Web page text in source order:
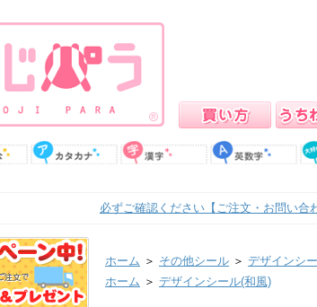
必ずご確認ください【ご注文・お問い合
ホーム ＞ その他シール ＞ デザインシ
ホーム ＞ デザインシール(和風)